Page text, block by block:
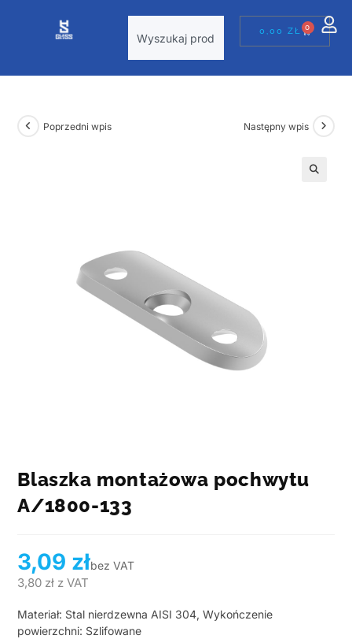
0,00ZŁ 0
Poprzedni wpis Następny wpis
Blaszka montażowa pochwytu
A/1800-133
3,09 złbez VAT
3,80 zł z VAT
Materiał: Stal nierdzewna AISI 304, Wykończenie
powierzchni: Szlifowane